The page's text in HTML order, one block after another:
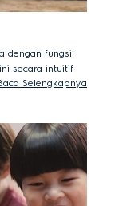
dengan fungsi
secara intuitif
yang diperlukan
Selengkapnya